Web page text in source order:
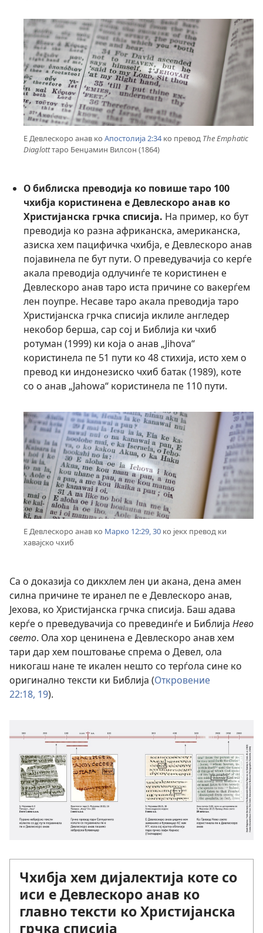
Е Девлескоро анав ко Апостолија 2:34ко превод The Emphatic
Diaglottтаро Бенџамин Вилсон (1864)
О библиска преводија ко повише таро 100
чхибја користинена е Девлескоро анав ко
Христијанска грчка списија. На пример, ко бут
преводија ко разна африканска, американска,
азиска хем пацифичка чхибја, е Девлескоро анав
појавинела пе бут пути. О преведувачија со керѓе
акала преводија одлучинѓе те користинен е
Девлескоро анав таро иста причине со вакерѓем
лен поупре. Несаве таро акала преводија таро
Христијанска грчка списија иклиле англедер
некобор берша, сар сој и Библија ки чхиб
ротуман (1999) ки која о анав „Jihova“
користинела пе 51 пути ко 48 стихија, исто хем о
превод ки индонезиско чхиб батак (1989), коте
со о анав „Jahowa“ користинела пе 110 пути.
Е Девлескоро анав ко Марко 12:29, 30 ко јекх превод ки
хавајско чхиб
Са о доказија со дикхлем лен џи акана, дена амен
силна причине те иранел пе е Девлескоро анав,
Јехова, ко Христијанска грчка списија. Баш адава
керѓе о преведувачија со превединѓе и Библија Нево
свето. Ола хор ценинена е Девлескоро анав хем
тари дар хем поштовање спрема о Девел, ола
никогаш нане те икален нешто со терѓола сине ко
оригинално тексти ки Библија (Откровение
22:18, 19).
Чхибја хем дијалектија коте со
иси е Девлескоро анав ко
главно тексти ко Христијанска
грчка списија